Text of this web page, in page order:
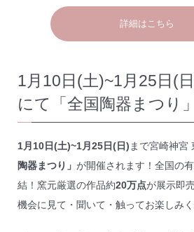
詳細はこちら
1月10日(土)~1月25日(
にて「全国陶器まつり
1月10日(土)~1月25日(日)まで宮崎神宮
陶器まつり」 が開催されます！全国の
結！窯元厳選の作品約20万点が展示即
機会に見て・聞いて・触ってお楽しみく